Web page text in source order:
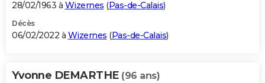
28/02/1963 à Wizernes (Pas-de-Calais)
Décès
06/02/2022 à Wizernes (Pas-de-Calais)
Yvonne DEMARTHE (96 ans)